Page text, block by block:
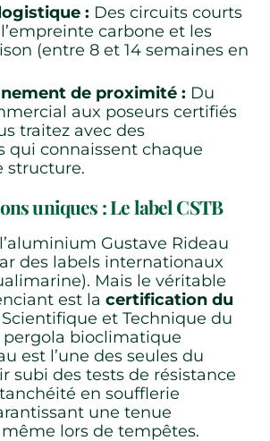
: Des circuits courts
carbone et les
(entre 8 et 14 semaines en
de proximité : Du
aux poseurs certifiés
traitez avec des
qui connaissent chaque
structure.
uniques : Le label CSTB
Gustave Rideau
des labels internationaux
Mais le véritable
est lacertification du
et Technique du
pergola bioclimatique
est l’une des seules du
subi des tests de résistance
en soufflerie
une tenue
lors de tempêtes.